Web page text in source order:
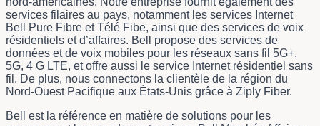
services filaires au pays, notamment les services Internet
Bell Pure Fibre et Télé Fibe, ainsi que des services de voix
résidentiels et d’affaires. Bell propose des services de
données et de voix mobiles pour les réseaux sans fil 5G+,
5G, 4 G LTE, et offre aussi le service Internet résidentiel sans
fil. De plus, nous connectons la clientèle de la région du
Nord-Ouest Pacifique aux États-Unis grâce à Ziply Fiber.
Bell est la référence en matière de solutions pour les